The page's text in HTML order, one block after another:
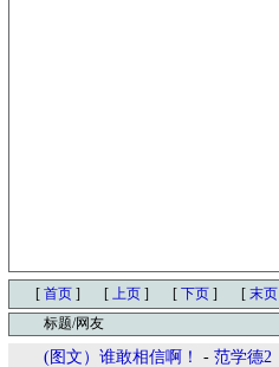
[ 首页 ] [ 上页 ] [ 下页 ] [ 末页
标题/网友
(图文）谁敢相信啊！ - 范学德2